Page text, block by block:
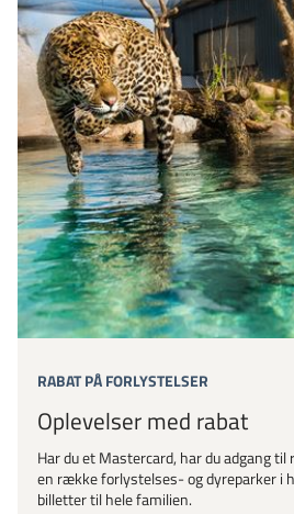
RABAT PÅ FORLYSTELSER
Oplevelser med rabat
Har du et Mastercard, har du adgang
en række forlystelses- og dyreparker i
billetter til hele familien.